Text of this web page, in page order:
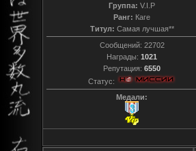
Группа: V.I.P
Ранг: Каге
Титул: Самая лучшая**
Сообщений: 22702
Награды: 1021
Репутация: 6550
Статус:
Медали: